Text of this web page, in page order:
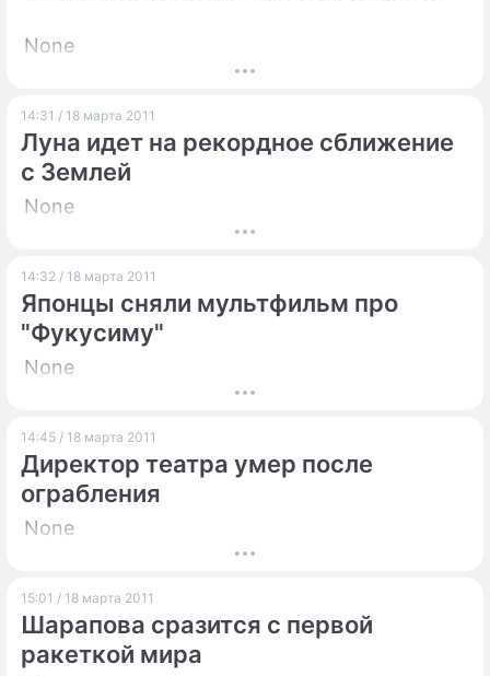
None
14:31 / 18 марта 2011
Луна идет на рекордное сближение
с Землей
None
14:32 / 18 марта 2011
Японцы сняли мультфильм про
"Фукусиму"
None
14:45 / 18 марта 2011
Директор театра умер после
ограбления
None
15:01 / 18 марта 2011
Шарапова сразится с первой
ракеткой мира